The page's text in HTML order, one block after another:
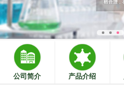
公司简介 产品介绍